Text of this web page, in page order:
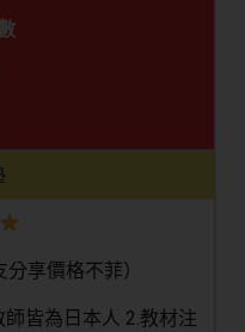
享價格不菲）
皆為日本人 2.教材注